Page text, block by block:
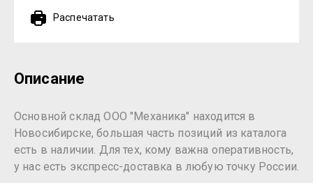
Распечатать
Описание
Основной склад ООО "Механика" находится в
Новосибирске, большая часть позиций из каталога
есть в наличии. Для тех, кому важна оперативность,
у нас есть экспресс-доставка в любую точку России.